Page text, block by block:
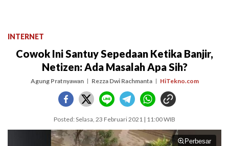
INTERNET
Cowok Ini Santuy Sepedaan Ketika Banjir,
Netizen: Ada Masalah Apa Sih?
Agung Pratnyawan Rezza Dwi Rachmanta HiTekno.com
Posted: Selasa, 23 Februari 2021 | 11:00 WIB
Perbesar